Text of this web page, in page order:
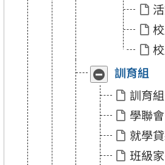
慶」
慶」
收
合
「訓
組」
展
開
「訓
組」
訓育組
訓育
學聯會
就學
班級